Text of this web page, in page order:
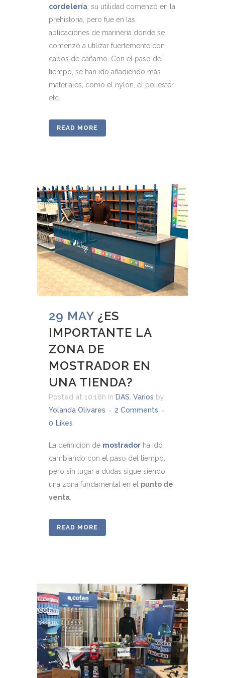
cordelería , su utilidad comenzó en la
prehistoria, pero fue en las
aplicaciones de marinería donde se
comenzó a utilizar fuertemente con
cabos de cáñamo. Con el paso del
tiempo, se han ido añadiendo más
materiales, como el nylon, el poliéster,
etc.
READ MORE
29 MAY ¿ES
IMPORTANTE LA
ZONA DE
MOSTRADOR EN
UNA TIENDA?
Posted at 10:18h in DAS, Varios by
Yolanda Olivares
2 Comments
0 Likes
La definición de mostrador ha ido
cambiando con el paso del tiempo,
pero sin lugar a dudas sigue siendo
una zona fundamental en el punto de
venta.
READ MORE